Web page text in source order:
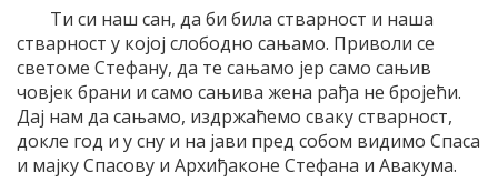
Ти си наш сан, да би била стварност и наша
стварност у којој слободно сањамо. Приволи се
светоме Стефану, да те сањамо јер само сањив
човјек брани и само сањива жена рађа не бројећи.
Дај нам да сањамо, издржаћемо сваку стварност,
докле год и у сну и на јави пред собом видимо Спаса
и мајку Спасову и Архиђаконе Стефана и Авакума.